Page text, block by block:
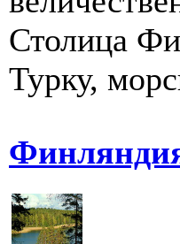
Столица
Турку,